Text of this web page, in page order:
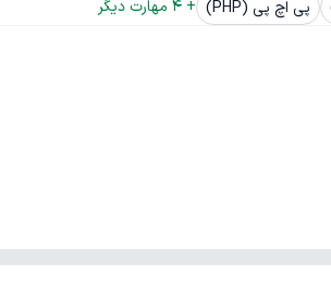
پی اچ پی (PHP) +
4 مهارت دیگر